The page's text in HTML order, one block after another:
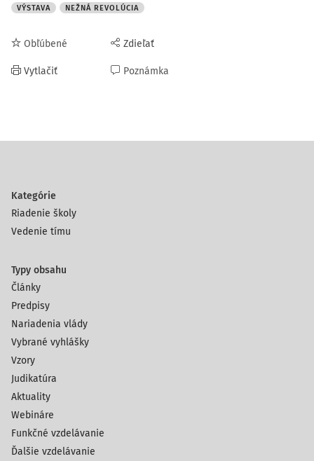
VÝSTAVA NEŽNÁ REVOLÚCIA
Obľúbené
Vytlačiť
Zdieľať
Poznámka
Kategórie
Riadenie školy
Vedenie tímu
Typy obsahu
Články
Predpisy
Nariadenia vlády
Vybrané vyhlášky
Vzory
Judikatúra
Aktuality
Webináre
Funkčné vzdelávanie
Ďalšie vzdelávanie